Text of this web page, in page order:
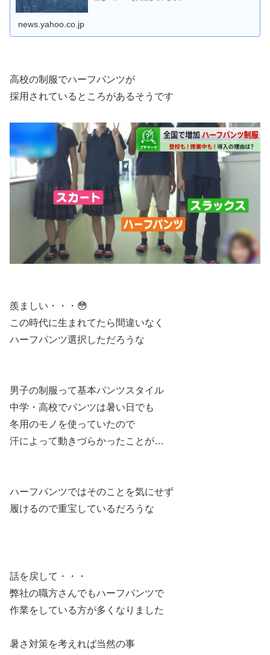
news.yahoo.co.jp
高校の制服でハーフパンツが
採用されているところがあるそうです
羨ましい・・・😳
この時代に生まれてたら間違いなく
ハーフパンツ選択しただろうな
男子の制服って基本パンツスタイル
中学・高校でパンツは暑い日でも
冬用のモノを使っていたので
汗によって動きづらかったことが…
ハーフパンツではそのことを気にせず
履けるので重宝しているだろうな
話を戻して・・・
弊社の職方さんでもハーフパンツで
作業をしている方が多くなりました
暑さ対策を考えれば当然の事